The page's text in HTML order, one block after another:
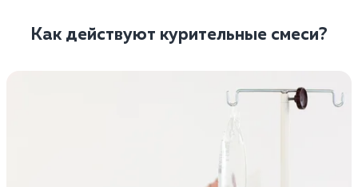
Как действуют курительные смеси?